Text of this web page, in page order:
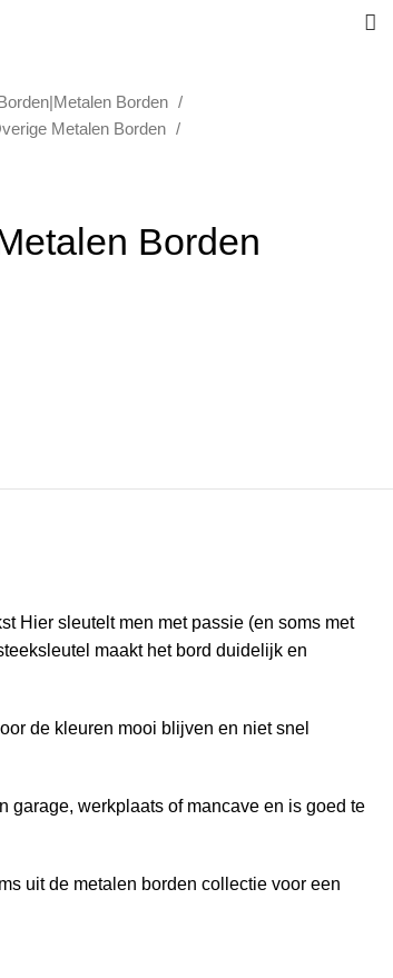
Borden
Metalen Borden
Borden
Hier sleutelt men met passie (en soms met
maakt het bord duidelijk en
de kleuren mooi blijven en niet snel
garage, werkplaats of mancave en is goed te
uit de metalen borden collectie voor een